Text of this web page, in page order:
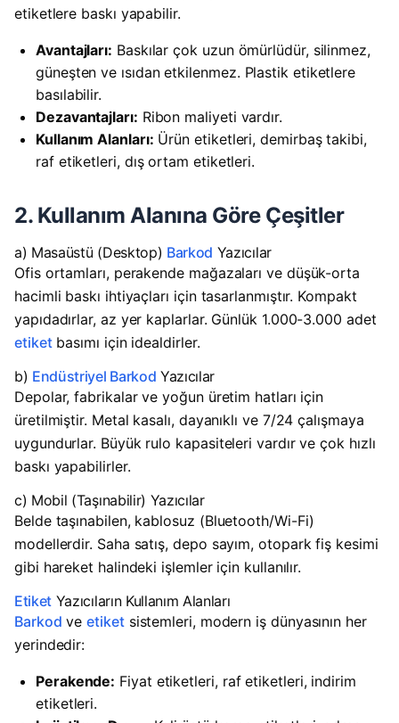
etiketlere baskı yapabilir.
Avantajları: Baskılar çok uzun ömürlüdür, silinmez,
güneşten ve ısıdan etkilenmez. Plastik etiketlere
basılabilir.
Dezavantajları: Ribon maliyeti vardır.
Kullanım Alanları: Ürün etiketleri, demirbaş takibi,
raf etiketleri, dış ortam etiketleri.
2. Kullanım Alanına Göre Çeşitler
a) Masaüstü (Desktop) Barkod Yazıcılar
Ofis ortamları, perakende mağazaları ve düşük-orta
hacimli baskı ihtiyaçları için tasarlanmıştır. Kompakt
yapıdadırlar, az yer kaplarlar. Günlük 1.000-3.000 adet
etiketbasımı için idealdirler.
b) Endüstriyel Barkod Yazıcılar
Depolar, fabrikalar ve yoğun üretim hatları için
üretilmiştir. Metal kasalı, dayanıklı ve 7/24 çalışmaya
uygundurlar. Büyük rulo kapasiteleri vardır ve çok hızlı
baskı yapabilirler.
c) Mobil (Taşınabilir) Yazıcılar
Belde taşınabilen, kablosuz (Bluetooth/Wi-Fi)
modellerdir. Saha satış, depo sayım, otopark fiş kesimi
gibi hareket halindeki işlemler için kullanılır.
Etiket Yazıcıların Kullanım Alanları
Barkod veetiketsistemleri, modern iş dünyasının her
yerindedir:
Perakende: Fiyat etiketleri, raf etiketleri, indirim
etiketleri.